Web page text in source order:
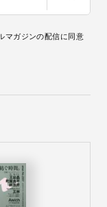
マガジンの配信に同意